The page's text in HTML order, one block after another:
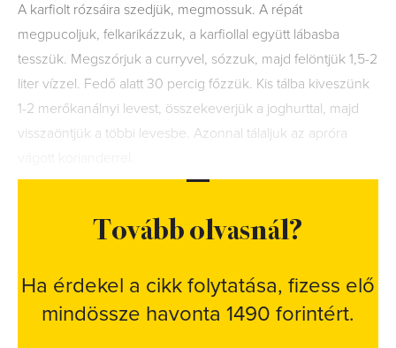
A karfiolt rózsáira szedjük, megmossuk. A répát
megpucoljuk, felkarikázzuk, a karfiollal együtt lábasba
tesszük. Megszórjuk a curryvel, sózzuk, majd felöntjük 1,5-2
liter vízzel. Fedő alatt 30 percig főzzük. Kis tálba kiveszünk
1-2 merőkanálnyi levest, összekeverjük a joghurttal, majd
visszaöntjük a többi levesbe. Azonnal tálaljuk az apróra
Tovább olvasnál?
Ha érdekel a cikk folytatása, fizess elő
mindössze havonta 1490 forintért.